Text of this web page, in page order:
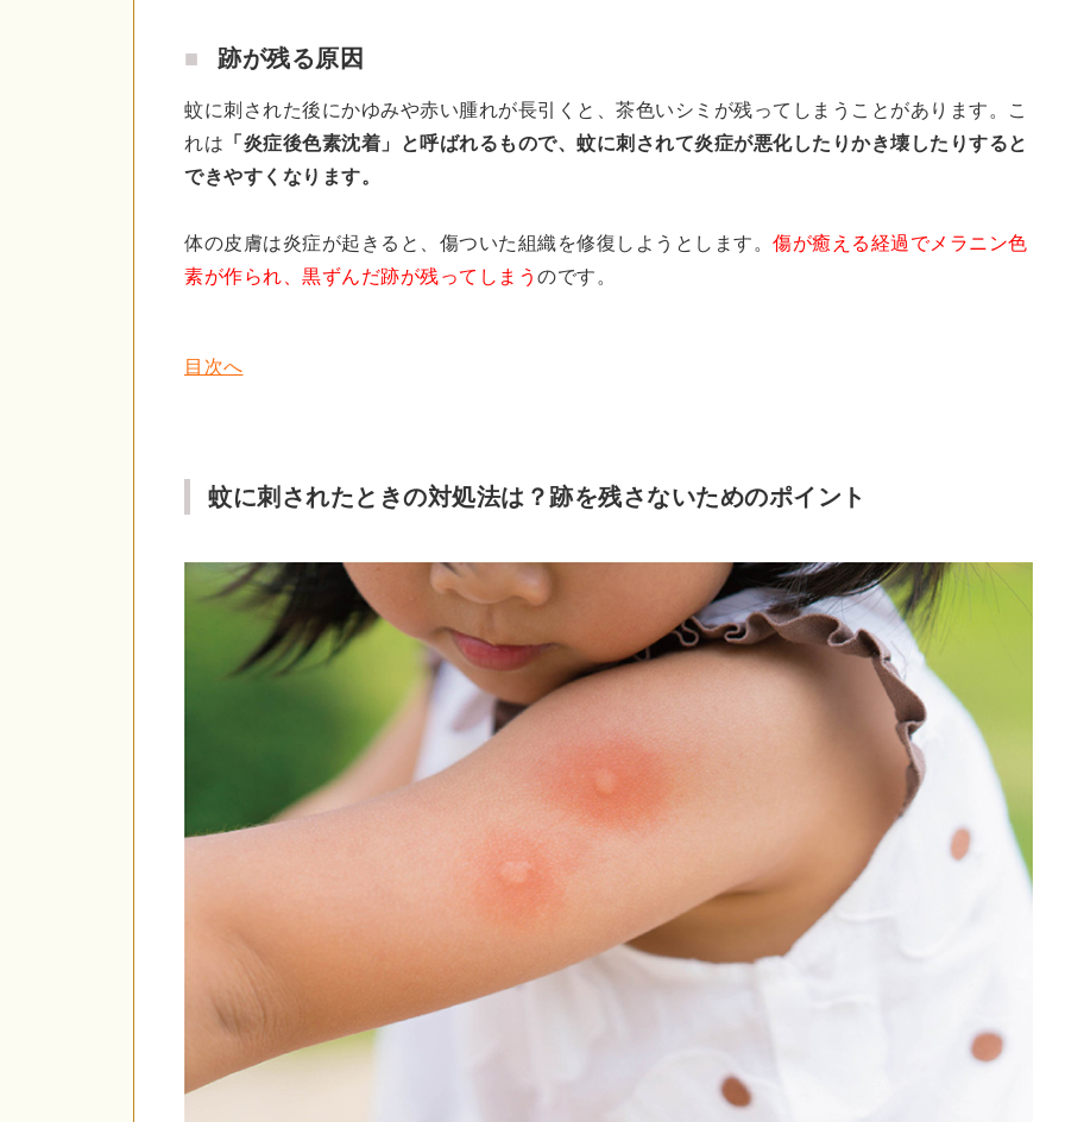
跡が残る原因
蚊に刺された後にかゆみや赤い腫れが長引くと、茶色いシミが残ってしまうことがあります。こ
れは 「炎症後色素沈着」と呼ばれるもので、蚊に刺されて炎症が悪化したりかき壊したりすると
できやすくなります。
体の皮膚は炎症が起きると、傷ついた組織を修復しようとします。 傷が癒える経過でメラニン色
素が作られ、黒ずんだ跡が残ってしまう のです。
目次へ
蚊に刺されたときの対処法は？跡を残さないためのポイント